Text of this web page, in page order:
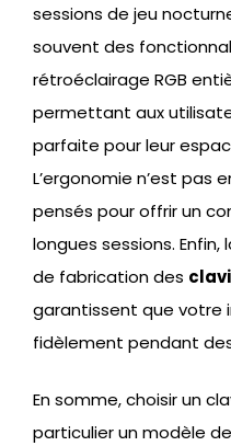
sessions de jeu
souvent des
rétroéclairage RGB
permettant aux
parfaite pour leur
L’ergonomie n’est pas
pensés pour offrir un
longues sessions.
de fabrication des
garantissent que votre
fidèlement pendant
En somme, choisir un
particulier un modèle